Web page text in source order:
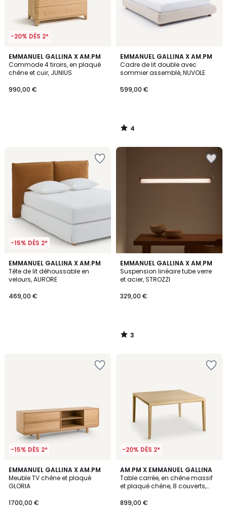
-20% DÈS 2*
EMMANUEL GALLINA X AM.PM
Commode 4 tiroirs, en plaqué
chêne et cuir, JUNIUS
990,00 €
EMMANUEL GALLINA X AM.PM
Cadre de lit double avec
sommier assemblé, NUVOLE
599,00 €
4
/
5
4
/
-15% DÈS 2*
EMMANUEL GALLINA X AM.PM
Tête de lit déhoussable en
velours, AURORE
469,00 €
EMMANUEL GALLINA X AM.PM
Suspension linéaire tube verre
et acier, STROZZI
329,00 €
3
/
5
3
/
-15% DÈS 2*
EMMANUEL GALLINA X AM.PM
Meuble TV chêne et plaqué
GLORIA
1700,00 €
5
/
5
-20% DÈS 2*
AM.PM X EMMANUEL GALLINA
Table carrée, en chêne massif
et plaqué chêne, 8 couverts,
899,00 €
4,6
/ 5